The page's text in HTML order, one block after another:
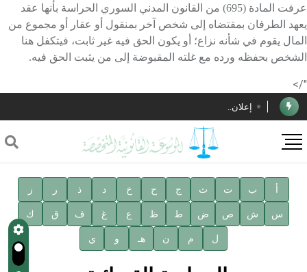
عرفت المادة (695) من القانون المدني السوري الحراسة بأنها عقد
يعهد الطرفان بمقتضاه إلى شخص آخر بمنقول أو عقار أو مجموع من
المال يقوم في شأنه نزاع؛ أو يكون الحق فيه غير ثابت، فيتكفل هنا
الشخص بحفظه ورده مع غلته المقبوضة إلى من يثبت الحق فيه.
"/>
الأستاذ إياد خالد الطباع مدير عام لهيئة الموسوعة العربية
إعلان..
فوز الأستاذ الدكتور محمود السيد بجائزة مجمع الملك سليمان
العالمي للغة العربية
صدور المجلد الثامن عشر من الموسوعة الطبية
صدور المجلد السابع من موسوعة الآثار في سورية
توصيات مجلس الإدارة
شهر الكتاب السوري
أ ب ت ث ج ح خ د ذ ر ز
س ش ص ض ط ظ ع غ ف ق ك
ل م ن هـ و ي